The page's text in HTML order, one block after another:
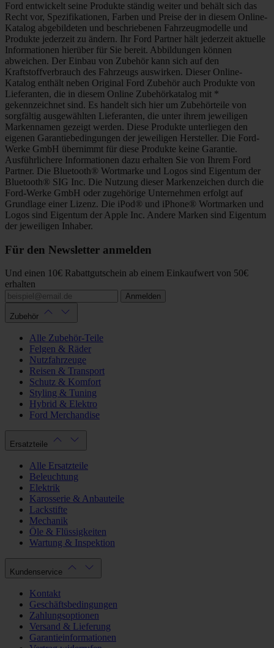
Ford entwickelt seine Produkte ständig weiter und behält sich das
Recht vor, Spezifikationen, Farben und Preise der in diesem Online-
Katalog abgebildeten und beschriebenen Fahrzeugmodelle und
Produkte jederzeit zu ändern. Ihr Ford Partner hält jederzeit aktuelle
Informationen hierüber für Sie bereit. Abbildungen können
abweichen. Der Einbau von Zubehör kann sich auf den
Kraftstoffverbrauch des Fahrzeugs auswirken. Dieser Online-
Katalog enthält neben Original Ford Zubehör auch Produkte von
Lieferanten, die in diesem Online Zubehörkatalog mit *
gekennzeichnet sind. Es handelt sich hier um Zubehörteile von
sorgfältig ausgewählten Lieferanten, die unter ihrem jeweiligen
Markennamen gezeigt werden. Diese Produkte unterliegen den
eigenen Garantiebedingungen der jeweiligen Hersteller. Die Ford-
Werke GmbH übernimmt für diese Produkte keine Garantie.
Ausführlichere Informationen dazu erhalten Sie von Ihrem Ford
Partner. Die Bluetooth® Wortmarke und Logos sind Eigentum der
Bluetooth® SIG Inc. Die Nutzung dieser Markenzeichen durch die
Ford-Werke GmbH oder zugehörige Unternehmen erfolgt auf
Grundlage einer Lizenz. Die iPod® und iPhone® Wortmarken und
Logos sind Eigentum der Apple Inc. Andere Marken sind Eigentum
der jeweiligen Inhaber.
Für den Newsletter anmelden
Und einen 10€ Rabattgutschein ab einem Einkaufwert von 50€
erhalten
Anmelden
Zubehör
Alle Zubehör-Teile
Felgen & Räder
Nutzfahrzeuge
Reisen & Transport
Schutz & Komfort
Styling & Tuning
Hybrid & Elektro
Ford Merchandise
Ersatzteile
Alle Ersatzteile
Beleuchtung
Elektrik
Karosserie & Anbauteile
Lackstifte
Mechanik
Öle & Flüssigkeiten
Wartung & Inspektion
Kundenservice
Kontakt
Geschäftsbedingungen
Zahlungsoptionen
Versand & Lieferung
Garantieinformationen